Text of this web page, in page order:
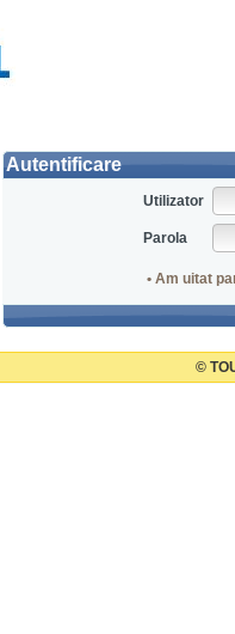
Autentificare
Utilizator
Parola
• Am uitat
©